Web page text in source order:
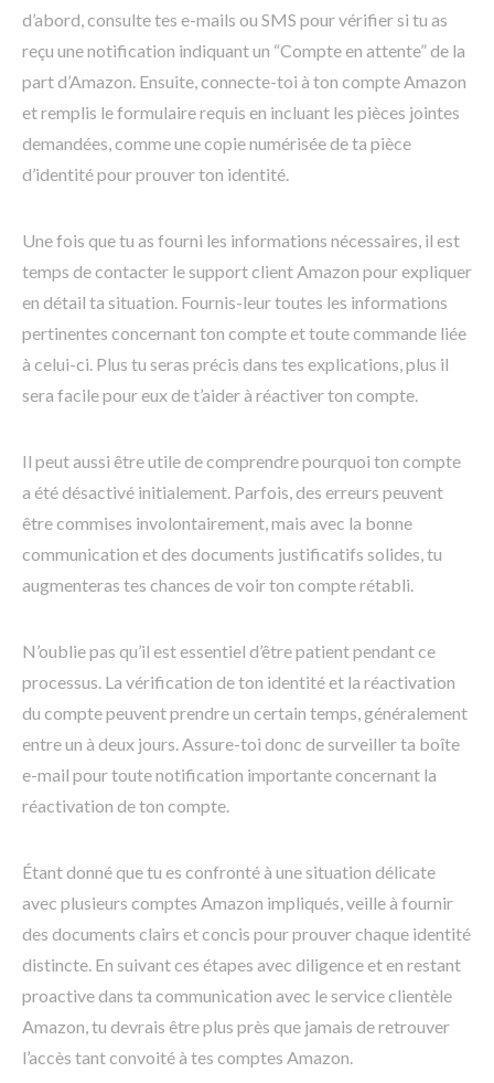
d’abord, consulte tes e-mails ou SMS pour vérifier si tu as
reçu une notification indiquant un “Compte en attente” de la
part d’Amazon. Ensuite, connecte-toi à ton compte Amazon
et remplis le formulaire requis en incluant les pièces jointes
demandées, comme une copie numérisée de ta pièce
d’identité pour prouver ton identité.
Une fois que tu as fourni les informations nécessaires, il est
temps de contacter le support client Amazon pour expliquer
en détail ta situation. Fournis-leur toutes les informations
pertinentes concernant ton compte et toute commande liée
à celui-ci. Plus tu seras précis dans tes explications, plus il
sera facile pour eux de t’aider à réactiver ton compte.
Il peut aussi être utile de comprendre pourquoi ton compte
a été désactivé initialement. Parfois, des erreurs peuvent
être commises involontairement, mais avec la bonne
communication et des documents justificatifs solides, tu
augmenteras tes chances de voir ton compte rétabli.
N’oublie pas qu’il est essentiel d’être patient pendant ce
processus. La vérification de ton identité et la réactivation
du compte peuvent prendre un certain temps, généralement
entre un à deux jours. Assure-toi donc de surveiller ta boîte
e-mail pour toute notification importante concernant la
réactivation de ton compte.
Étant donné que tu es confronté à une situation délicate
avec plusieurs comptes Amazon impliqués, veille à fournir
des documents clairs et concis pour prouver chaque identité
distincte. En suivant ces étapes avec diligence et en restant
proactive dans ta communication avec le service clientèle
Amazon, tu devrais être plus près que jamais de retrouver
l’accès tant convoité à tes comptes Amazon.